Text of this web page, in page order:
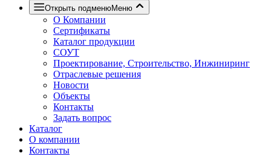
Открыть подменюМеню
О Компании
Сертификаты
Каталог продукции
СОУТ
Проектирование, Строительство, Инжиниринг
Отраслевые решения
Новости
Объекты
Контакты
Задать вопрос
Каталог
О компании
Контакты